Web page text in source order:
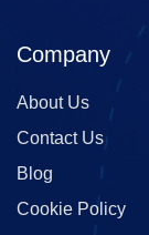
Company
About Us
Contact Us
Blog
Cookie Policy